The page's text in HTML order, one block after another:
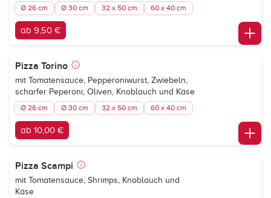
Ø 26 cm Ø 30 cm 32 x 50 cm 60 x 40 cm
ab 9,50 €
Pizza Torino
mit Tomatensauce, Pepperoniwurst, Zwiebeln,
scharfer Peperoni, Oliven, Knoblauch und Käse
Ø 26 cm Ø 30 cm 32 x 50 cm 60 x 40 cm
ab 10,00 €
Pizza Scampi
mit Tomatensauce, Shrimps, Knoblauch und
Käse